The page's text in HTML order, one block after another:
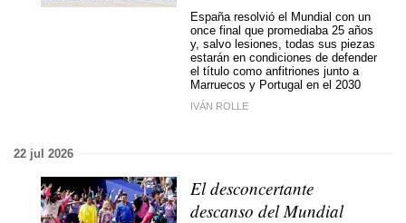
España resolvió el Mundial con un
once final que promediaba 25 años
y, salvo lesiones, todas sus piezas
estarán en condiciones de defender
el título como anfitriones junto a
Marruecos y Portugal en el 2030
IVÁN ROLLE
22 jul 2026
El desconcertante
descanso del Mundial